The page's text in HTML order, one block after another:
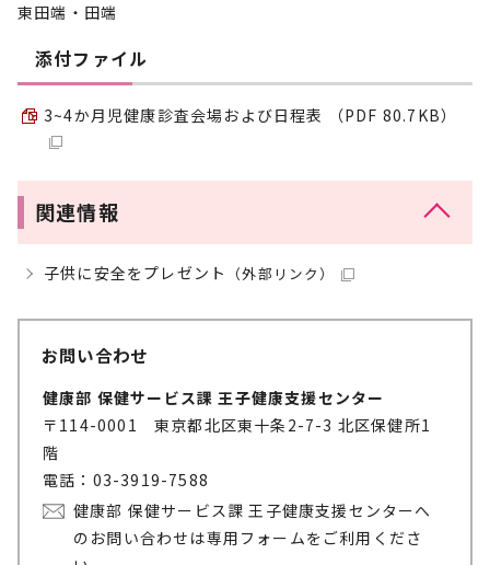
東田端・田端
添付ファイル
3~4か月児健康診査会場および日程表 （PDF 80.7KB）
関連情報
子供に安全をプレゼント （外部リンク）
お問い合わせ
健康部 保健サービス課 王子健康支援センター
〒114-0001 東京都北区東十条2-7-3 北区保健所1
階
電話：03-3919-7588
健康部 保健サービス課 王子健康支援センターへ
のお問い合わせは専用フォームをご利用くださ